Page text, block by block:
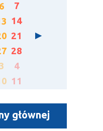
6
7
14
21
28
4
11
głównej